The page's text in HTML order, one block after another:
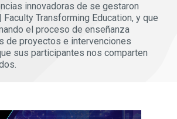
innovadoras de se gestaron
Transforming Education, y que
el proceso de enseñanza
de proyectos e intervenciones
sus participantes nos comparten